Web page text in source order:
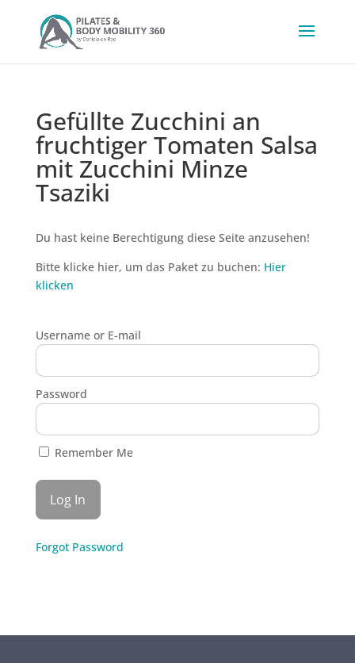
Gefüllte Zucchini an
fruchtiger Tomaten Salsa
mit Zucchini Minze
Tsaziki
Du hast keine Berechtigung diese Seite anzusehen!
Bitte klicke hier, um das Paket zu buchen: Hier
klicken
Username or E-mail
Password
Remember Me
Forgot Password